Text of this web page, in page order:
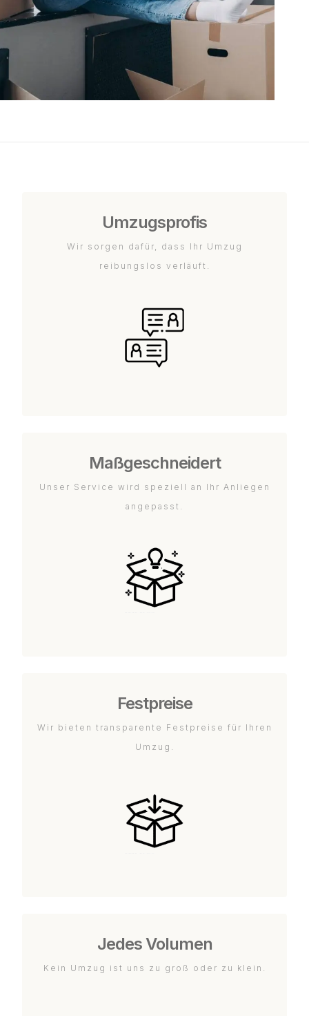
Umzugsprofis
Wir sorgen dafür, dass Ihr Umzug
reibungslos verläuft.
Maßgeschneidert
Unser Service wird speziell an Ihr Anliegen
angepasst.
Festpreise
Wir bieten transparente Festpreise für Ihren
Umzug.
Jedes Volumen
Kein Umzug ist uns zu groß oder zu klein.